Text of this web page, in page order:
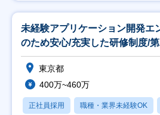
未経験アプリケーション開発エ
のため安心/充実した研修制度/第
東京都
400万~460万
正社員採用 職種・業界未経験OK